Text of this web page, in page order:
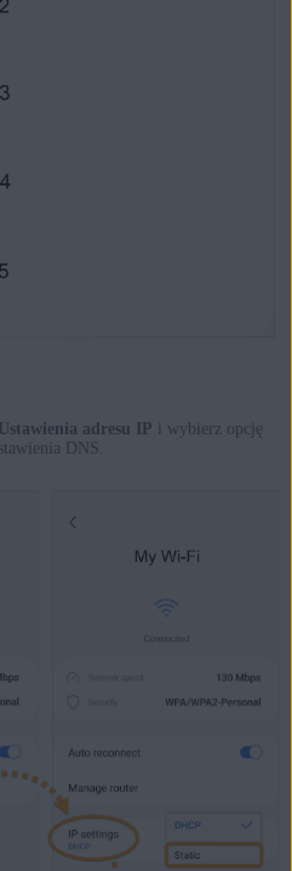
Ustawienia adresu IP i wybierz opcję
DNS.